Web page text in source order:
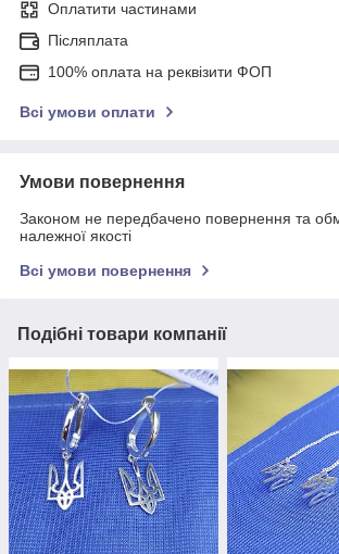
Оплатити частинами
Післяплата
100% оплата на реквізити ФОП
Всі умови оплати
Умови повернення
Законом не передбачено повернення та
належної якості
Всі умови повернення
Подібні товари компанії